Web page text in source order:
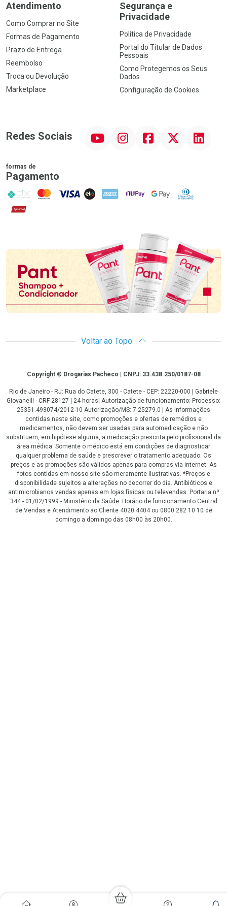
Atendimento
Como Comprar no Site
Formas de Pagamento
Prazo de Entrega
Reembolso
Troca ou Devolução
Marketplace
Segurança e
Privacidade
Política de Privacidade
Portal do Titular de Dados
Pessoais
Como Protegemos os Seus
Dados
Configuração de Cookies
Redes Sociais InstagramFacebookTwitter Linkedin
formas de
Pagamento
PIX MasterCard
VISA ELO AMEX NuPay Google PayDiners Club
Hipercard
Promoção em Destaque
Voltar ao Topo
CopyrightCopyright © Drogarias Pacheco | CNPJ: 33.438.250/0187-08
Rio de Janeiro - RJ: Rua do Catete, 300 - Catete - CEP: 22220-000 | Gabriele
Giovanelli - CRF 28127 | 24 horas| Autorização de funcionamento: Processo:
25351.493074/2012-10 Autorização/MS: 7.25279.0 | As informações
contidas neste site, como promoções e ofertas de remédios e
medicamentos, não devem ser usadas para automedicação e não
substituem, em hipótese alguma, a medicação prescrita pelo profissional da
área médica. Somente o médico está em condições de diagnosticar
qualquer problema de saúde e prescrever o tratamento adequado. Os
preços e as promoções são válidos apenas para compras via internet. As
fotos contidas em nosso site são meramente ilustrativas. *Preços e
disponibilidade sujeitos a alterações no decorrer do dia. Antibióticos e
antimicrobianos vendas apenas em lojas físicas ou televendas. Portaria nº
344 - 01/02/1999 - Ministério da Saúde. Horário de funcionamento Central
de Vendas e Atendimento ao Cliente 4020 4404 ou 0800 282 10 10 de
domingo a domingo das 08h00 às 20h00.